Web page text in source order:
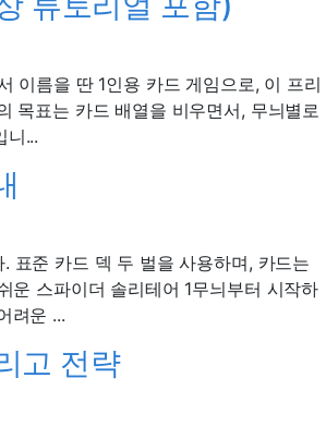
이름을 딴 1인용 카드 게임으로, 이 프리
목표는 카드 배열을 비우면서, 무늬별로
니...
표준 카드 덱 두 벌을 사용하며, 카드는
운 스파이더 솔리테어 1무늬부터 시작하
려운 ...
고 전략